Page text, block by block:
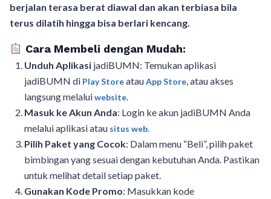
berjalan terasa berat diawal dan akan terbiasa bila
terus dilatih hingga bisa berlari kencang.
Cara Membeli dengan Mudah:
Unduh Aplikasi jadiBUMN: Temukan aplikasi
jadiBUMN di Play StoreatauApp Store, atau akses
langsung melaluiwebsite.
Masuk ke Akun Anda: Login ke akun jadiBUMN Anda
melalui aplikasi atau situs web.
Pilih Paket yang Cocok: Dalam menu “Beli”, pilih paket
bimbingan yang sesuai dengan kebutuhan Anda. Pastikan
untuk melihat detail setiap paket.
Gunakan Kode Promo: Masukkan kode